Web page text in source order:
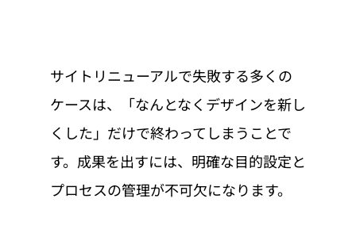
サイトリニューアルで失敗する多くの
ケースは、「なんとなくデザインを新し
くした」だけで終わってしまうことで
す。成果を出すには、明確な目的設定と
プロセスの管理が不可欠になります。